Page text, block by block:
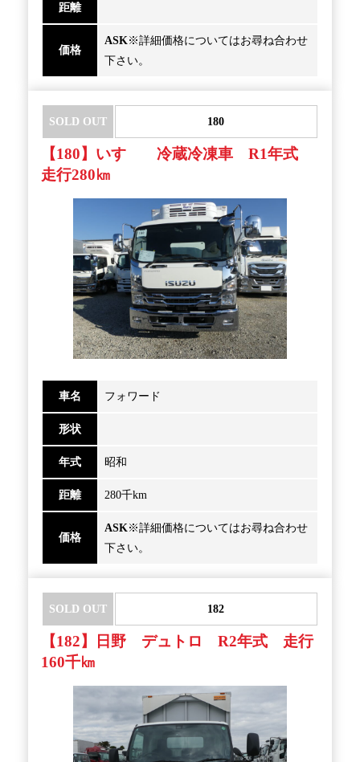
距離
価格
ASK※詳細価格についてはお尋ね合わせ
下さい。
SOLD OUT 180
【180】いすゞ 冷蔵冷凍車 R1年式
走行280㎞
車名 フォワード
形状
年式 昭和
距離 280千km
価格
ASK※詳細価格についてはお尋ね合わせ
下さい。
SOLD OUT 182
【182】日野 デュトロ R2年式 走行
160千㎞